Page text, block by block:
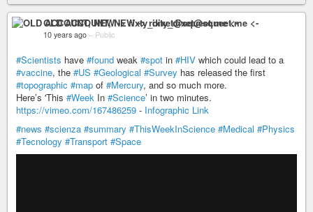
OLD ACCOUNT, NEW -> rixty_dixet@squeet.me <-
10 years ago – Public
#Scientists have #found weak #spot in #HIV which could lead to a
#vaccine, the #US #Geological #Survey has released the first
#topographic #map of #Mercury, and so much more.
Here’s 'This #Week In #Science’ in two minutes.
https://vimeo.com/167486259 - Infographic Link
#news #scienza #summary #ThisWeekInScience #Medical #Physics
#Tecnology #Transport #Space